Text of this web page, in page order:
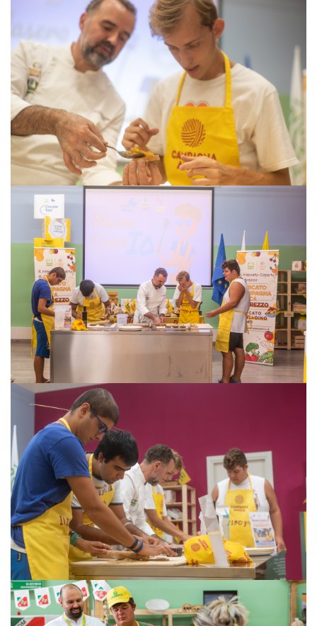
VISUALIZZA
VISUALIZZA
VISUALIZZA